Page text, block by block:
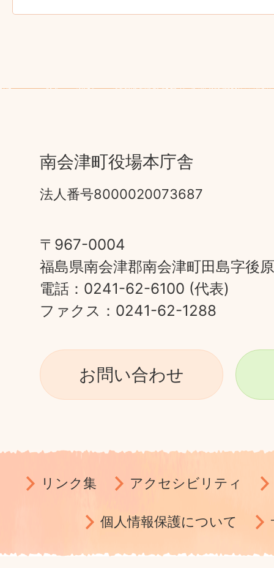
南会津町役場本庁舎
法人番号8000020073687
〒967-0004
福島県南会津郡南会津町田島字後
電話：0241-62-6100 (代表)
ファクス：0241-62-1288
お問い合わせ
リンク集 アクセシビリティ
個人情報保護について